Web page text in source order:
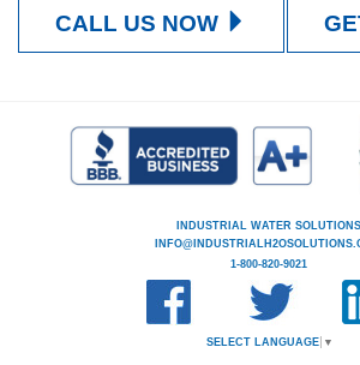
CALL US NOW
INDUSTRIAL WATER SOLUTIONS
1-800-820-9021
SELECT LANGUAGE ▼